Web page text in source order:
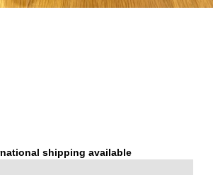
shipping available